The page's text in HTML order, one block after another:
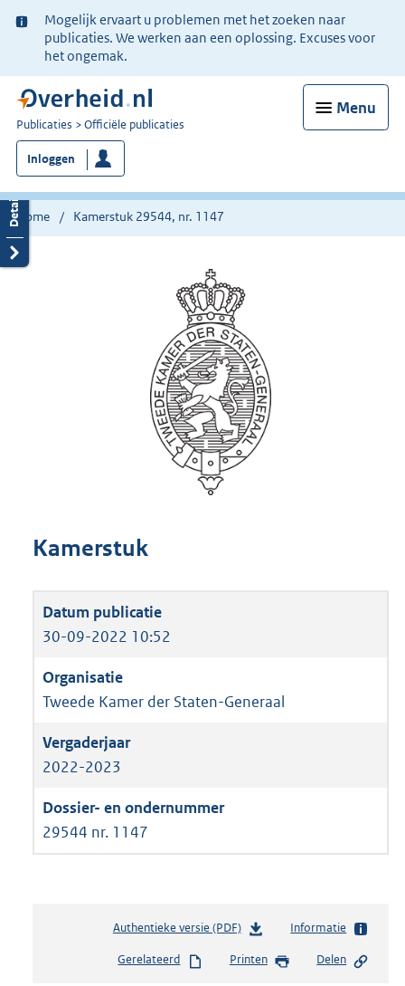
Ter
informatie:
Mogelijk ervaart u problemen met het zoeken naar
publicaties. We werken aan een oplossing. Excuses voor
het ongemak.
Menu
U
bent
nu
hier:
Publicaties Officiële publicaties
Inloggen
Home Kamerstuk 29544, nr. 1147
Kamerstuk
30-09-2022 10:52
Tweede Kamer der Staten-Generaal
2022-2023
29544 nr. 1147
Authentieke versie (PDF)b
s
Informatie
Gerelateerd Printen Delen